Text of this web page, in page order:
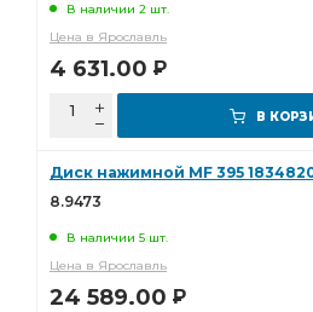
В наличии 2 шт.
Цена в Ярославль
4 631.00 Р
В
Диск нажимной MF 395
8.9473
В наличии 5 шт.
Цена в Ярославль
24 589.00 Р